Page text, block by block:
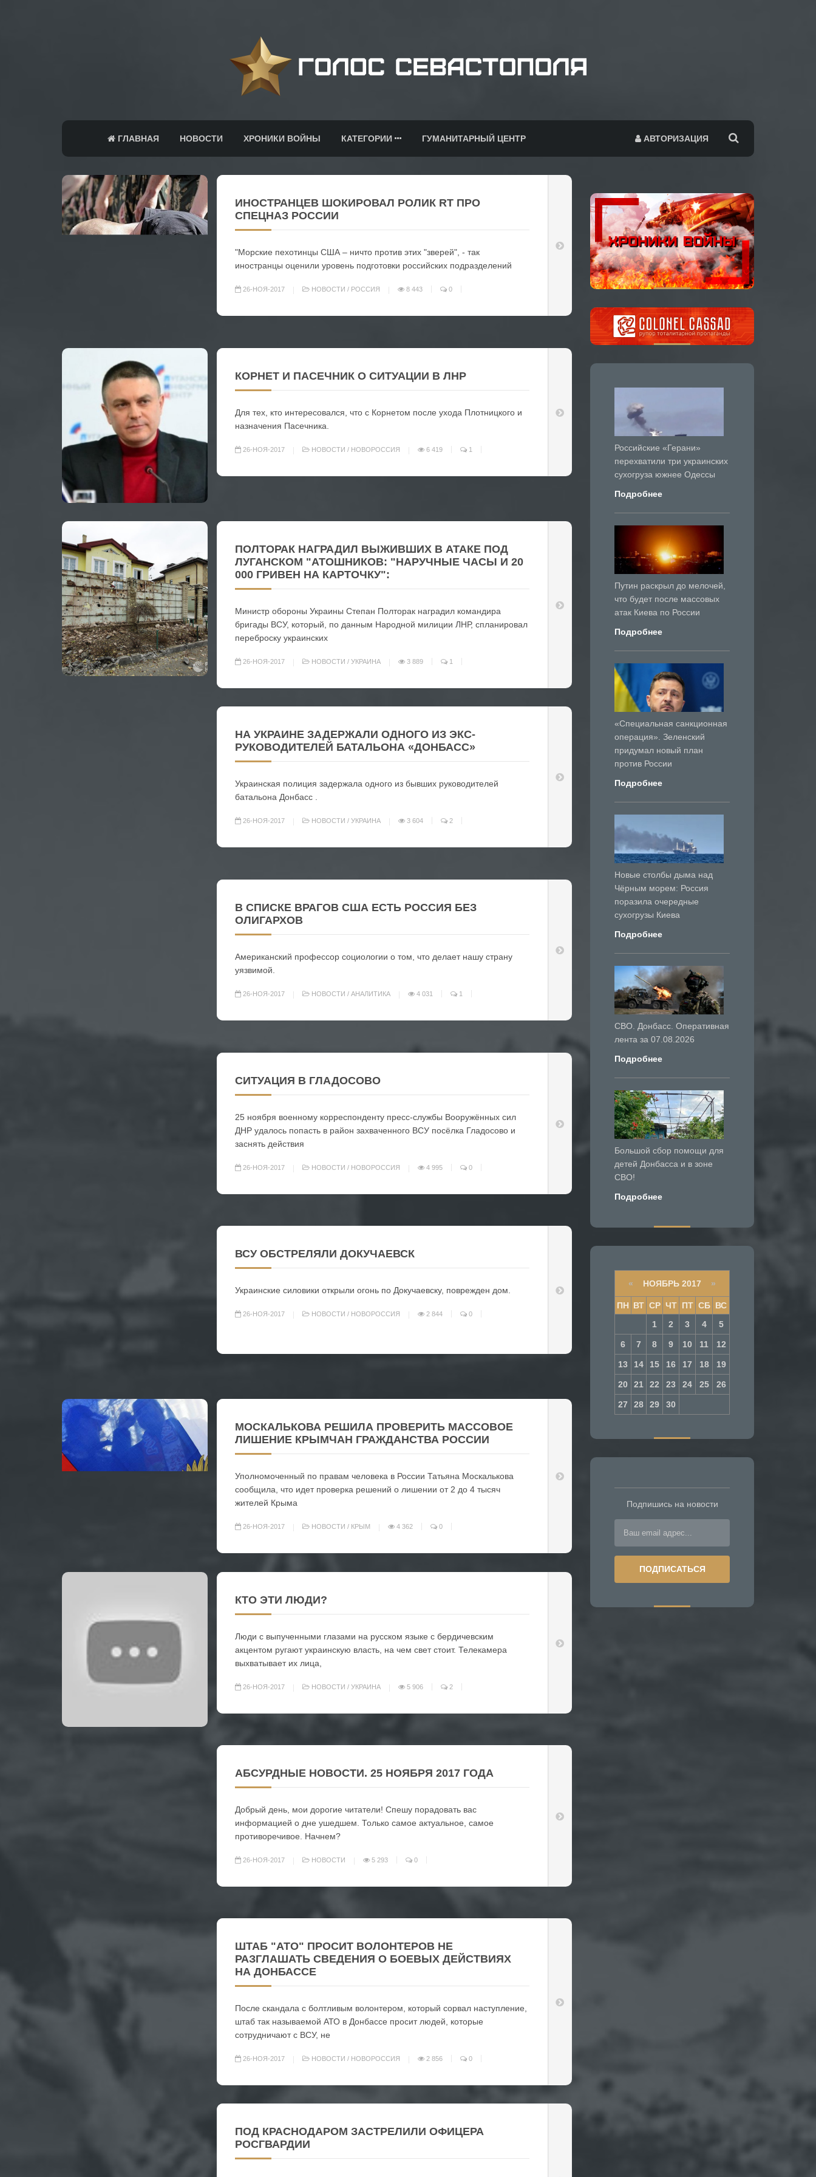
АВТОРИЗАЦИЯ
ГЛАВНАЯ НОВОСТИ ХРОНИКИ ВОЙНЫ КАТЕГОРИИ ГУМАНИТАРНЫЙ ЦЕНТР
ИНОСТРАНЦЕВ ШОКИРОВАЛ РОЛИК RT ПРО
СПЕЦНАЗ РОССИИ
"Морские пехотинцы США – ничто против этих "зверей", - так
иностранцы оценили уровень подготовки российских подразделений
26-НОЯ-2017 НОВОСТИ / РОССИЯ 8 443 0
КОРНЕТ И ПАСЕЧНИК О СИТУАЦИИ В ЛНР
Для тех, кто интересовался, что с Корнетом после ухода Плотницкого и
назначения Пасечника.
26-НОЯ-2017 НОВОСТИ / НОВОРОССИЯ 6 419 1
ПОЛТОРАК НАГРАДИЛ ВЫЖИВШИХ В АТАКЕ ПОД
ЛУГАНСКОМ "АТОШНИКОВ: "НАРУЧНЫЕ ЧАСЫ И 20
000 ГРИВЕН НА КАРТОЧКУ":
Министр обороны Украины Степан Полторак наградил командира
бригады ВСУ, который, по данным Народной милиции ЛНР, спланировал
переброску украинских
26-НОЯ-2017 НОВОСТИ / УКРАИНА 3 889 1
НА УКРАИНЕ ЗАДЕРЖАЛИ ОДНОГО ИЗ ЭКС-
РУКОВОДИТЕЛЕЙ БАТАЛЬОНА «ДОНБАСС»
Украинская полиция задержала одного из бывших руководителей
батальона Донбасс .
26-НОЯ-2017 НОВОСТИ / УКРАИНА 3 604 2
В СПИСКЕ ВРАГОВ США ЕСТЬ РОССИЯ БЕЗ
ОЛИГАРХОВ
Американский профессор социологии о том, что делает нашу страну
уязвимой.
26-НОЯ-2017 НОВОСТИ / АНАЛИТИКА 4 031 1
СИТУАЦИЯ В ГЛАДОСОВО
25 ноября военному корреспонденту пресс-службы Вооружённых сил
ДНР удалось попасть в район захваченного ВСУ посёлка Гладосово и
заснять действия
26-НОЯ-2017 НОВОСТИ / НОВОРОССИЯ 4 995 0
ВСУ ОБСТРЕЛЯЛИ ДОКУЧАЕВСК
Украинские силовики открыли огонь по Докучаевску, поврежден дом.
26-НОЯ-2017 НОВОСТИ / НОВОРОССИЯ 2 844 0
МОСКАЛЬКОВА РЕШИЛА ПРОВЕРИТЬ МАССОВОЕ
ЛИШЕНИЕ КРЫМЧАН ГРАЖДАНСТВА РОССИИ
Уполномоченный по правам человека в России Татьяна Москалькова
сообщила, что идет проверка решений о лишении от 2 до 4 тысяч
жителей Крыма
26-НОЯ-2017 НОВОСТИ / КРЫМ 4 362 0
КТО ЭТИ ЛЮДИ?
Люди с выпученными глазами на русском языке с бердичевским
акцентом ругают украинскую власть, на чем свет стоит. Телекамера
выхватывает их лица,
26-НОЯ-2017 НОВОСТИ / УКРАИНА 5 906 2
АБСУРДНЫЕ НОВОСТИ. 25 НОЯБРЯ 2017 ГОДА
Добрый день, мои дорогие читатели! Спешу порадовать вас
информацией о дне ушедшем. Только самое актуальное, самое
противоречивое. Начнем?
26-НОЯ-2017 НОВОСТИ 5 293 0
ШТАБ "АТО" ПРОСИТ ВОЛОНТЕРОВ НЕ
РАЗГЛАШАТЬ СВЕДЕНИЯ О БОЕВЫХ ДЕЙСТВИЯХ
НА ДОНБАССЕ
После скандала с болтливым волонтером, который сорвал наступление,
штаб так называемой АТО в Донбассе просит людей, которые
сотрудничают с ВСУ, не
26-НОЯ-2017 НОВОСТИ / НОВОРОССИЯ 2 856 0
ПОД КРАСНОДАРОМ ЗАСТРЕЛИЛИ ОФИЦЕРА
РОСГВАРДИИ
Российские «Герани»
перехватили три украинских
сухогруза южнее Одессы
Подробнее
Путин раскрыл до мелочей,
что будет после массовых
атак Киева по России
Подробнее
«Специальная санкционная
операция». Зеленский
придумал новый план
против России
Подробнее
Новые столбы дыма над
Чёрным морем: Россия
поразила очередные
сухогрузы Киева
Подробнее
СВО. Донбасс. Оперативная
лента за 07.08.2026
Подробнее
Большой сбор помощи для
детей Донбасса и в зоне
СВО!
Подробнее
« НОЯБРЬ 2017 »
ПН ВТ СР ЧТ ПТ СБ ВС
1
2 3 4 5
6 7 8 9 10 11 12
13 14 15 16 17 18 19
20 21 22 23 24 25 26
27 28 29 30
Подпишись на новости